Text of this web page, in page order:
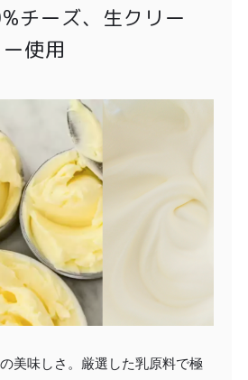
チーズ、生クリー
使用
美味しさ。厳選した乳原料で極